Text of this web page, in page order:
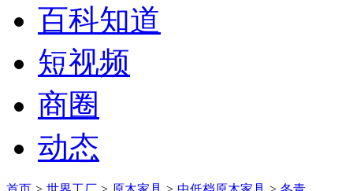
百科知道
短视频
商圈
动态